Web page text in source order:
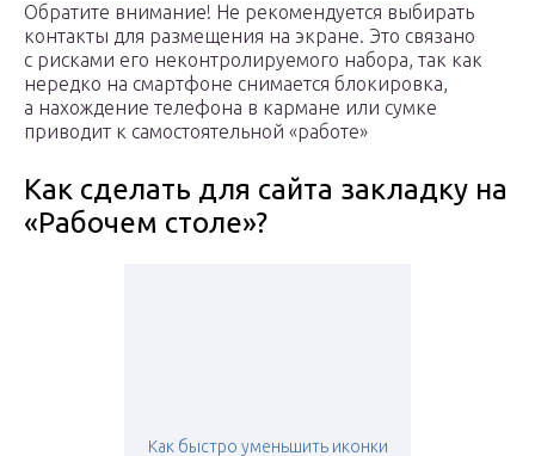
Обратите внимание! Не рекомендуется выбирать
контакты для размещения на экране. Это связано
с рисками его неконтролируемого набора, так как
нередко на смартфоне снимается блокировка,
а нахождение телефона в кармане или сумке
приводит к самостоятельной «работе»
Как сделать для сайта закладку на
«Рабочем столе»?
Как быстро уменьшить иконки